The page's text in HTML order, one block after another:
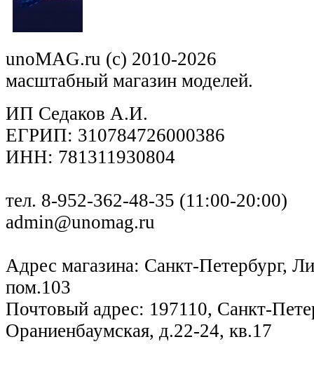
unoMAG.ru (c) 2010-2026
масштабный магазин моделей.
ИП Седаков А.И.
ЕГРИП: 310784726000386
ИНН: 781311930804
тел. 8-952-362-48-35 (11:00-20:00)
admin@unomag.ru
Адрес магазина: Санкт-Петербург,
пом.103
Почтовый адрес: 197110, Санкт-
Ораниенбаумская, д.22-24, кв.17